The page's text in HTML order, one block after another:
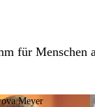
für Menschen
Meyer